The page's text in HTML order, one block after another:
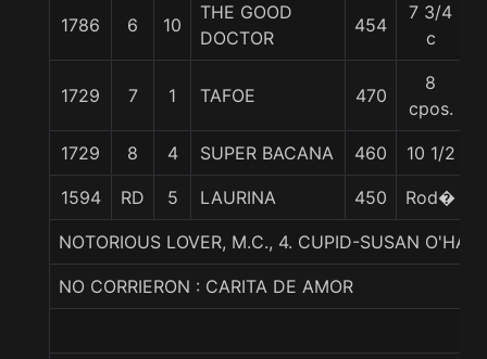
1786 6 10
THE GOOD
DOCTOR
454
7 3/4
c
1729 7 1 TAFOE 470
8
cpos.
1729 8 4 SUPER BACANA 460 10 1/2
1594 RD 5 LAURINA 450 Rod�
NOTORIOUS LOVER, M.C., 4. CUPID-SUSAN
NO CORRIERON : CARITA DE AMOR